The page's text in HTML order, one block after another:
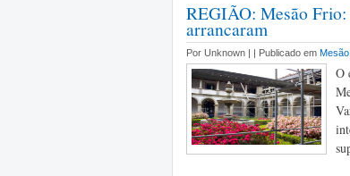
REGIÃO: Mesão
arrancaram
Por Unknown | | Publicado em
O